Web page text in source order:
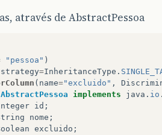
através de AbstractPessoa
"pessoa" )
strategy=InheritanceType .
( name="excluido" ,
AbstractPessoa implements java . io
id ;
nome ;
excluido ;